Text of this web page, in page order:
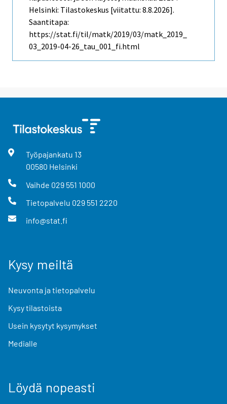
Helsinki: Tilastokeskus [viitattu: 8.8.2026].
Saantitapa:
https://stat.fi/til/matk/2019/03/matk_2019_
03_2019-04-26_tau_001_fi.html
Työpajankatu 13
00580 Helsinki
Vaihde 029 551 1000
Tietopalvelu 029 551 2220
info@stat.fi
Kysy meiltä
Neuvonta ja tietopalvelu
Kysy tilastoista
Usein kysytyt kysymykset
Medialle
Löydä nopeasti